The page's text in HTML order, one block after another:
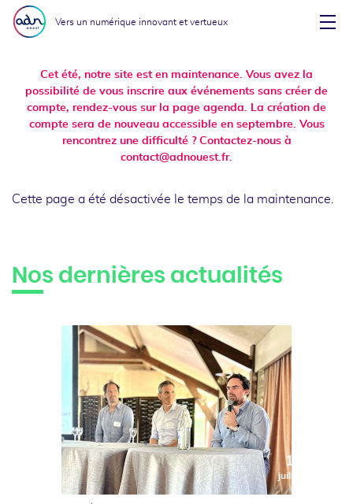
Aller au menu
Aller au contenu
Vers un numérique innovant et vertueux
Cet été, notre site est en maintenance. Vous avez la
possibilité de vous inscrire aux événements sans créer de
compte, rendez-vous sur la page agenda. La création de
compte sera de nouveau accessible en septembre. Vous
rencontrez une difficulté ? Contactez-nous à
contact@adnouest.fr.
Cette page a été désactivée le temps de la maintenance.
Nos dernières actualités
10
juillet